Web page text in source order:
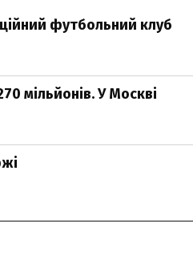
футбольний клуб
мільйонів. У Москві